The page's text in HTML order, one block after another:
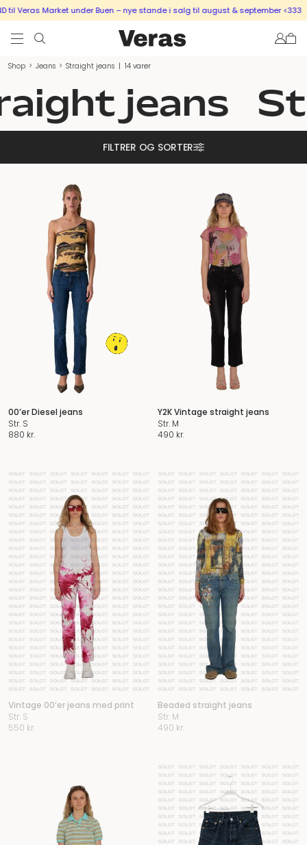
til Veras Market under Buen – nye stande i salg til august & september <333
Shop > Jeans > Straight jeans | 14 varer
jeans
FILTRER OG SORTER
00’er Diesel jeans
Str. S
880 kr.
Y2K Vintage straight jeans
Str. M
490 kr.
Vintage 00’er jeans med print
Str. S
550 kr.
Beaded straight jeans
Str. M
490 kr.